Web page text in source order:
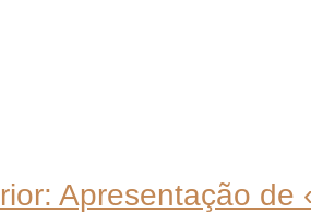
Apresentação de